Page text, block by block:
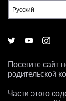
Посетите сайт
родительской
Части этого